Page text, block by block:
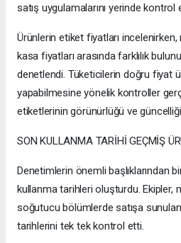
satış uygulamalarını yerinde kontrol
Ürünlerin etiket fiyatları
kasa fiyatları arasında farklılık
denetlendi. Tüketicilerin doğru fiyat
yapabilmesine yönelik kontroller
etiketlerinin görünürlüğü ve
SON KULLANMA TARİHİ GEÇMİŞ
Denetimlerin önemli başlıklarından
kullanma tarihleri oluşturdu. Ekipler,
soğutucu bölümlerde satışa
tarihlerini tek tek kontrol etti.